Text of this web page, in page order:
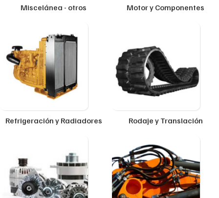
Miscelánea - otros Motor y Componentes
Refrigeración y Radiadores Rodaje y Translación